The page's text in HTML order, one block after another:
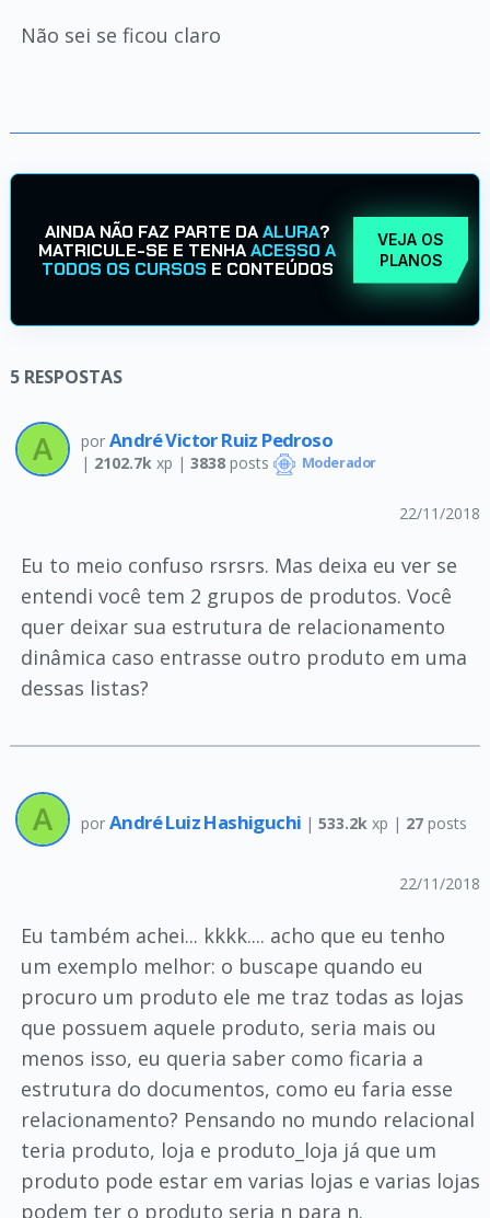
Não sei se ficou claro
AINDA NÃO FAZ PARTE DAALURA?
MATRICULE-SE E TENHAACESSO A
TODOS OS CURSOS E CONTEÚDOS
VEJA OS
PLANOS
5 RESPOSTAS
por André Victor Ruiz Pedroso
| 2102.7k xp | 3838posts Moderador
22/11/2018
Eu to meio confuso rsrsrs. Mas deixa eu ver se
entendi você tem 2 grupos de produtos. Você
quer deixar sua estrutura de relacionamento
dinâmica caso entrasse outro produto em uma
dessas listas?
por André Luiz Hashiguchi | 533.2k xp | 27posts
22/11/2018
Eu também achei... kkkk.... acho que eu tenho
um exemplo melhor: o buscape quando eu
procuro um produto ele me traz todas as lojas
que possuem aquele produto, seria mais ou
menos isso, eu queria saber como ficaria a
estrutura do documentos, como eu faria esse
relacionamento? Pensando no mundo relacional
teria produto, loja e produto_loja já que um
produto pode estar em varias lojas e varias lojas
podem ter o produto seria n para n.